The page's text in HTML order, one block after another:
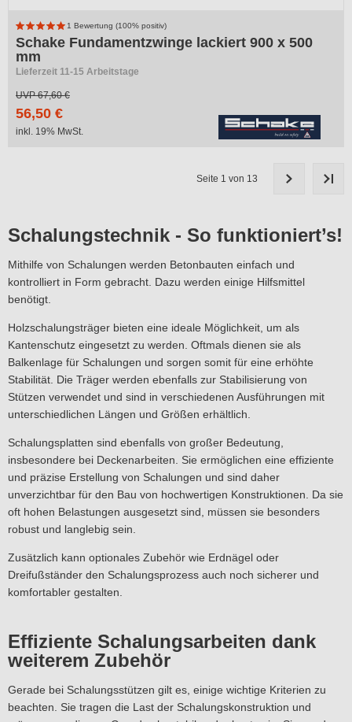
1 Bewertung (100% positiv)
Schake Fundamentzwinge lackiert 900 x 500
mm
Lieferzeit 11-15 Arbeitstage
UVP67,60 €
56,50 €
inkl. 19% MwSt.
Seite 1 von 13
Schalungstechnik - So funktioniert’s!
Mithilfe von Schalungen werden Betonbauten einfach und
kontrolliert in Form gebracht. Dazu werden einige Hilfsmittel
benötigt.
Holzschalungsträger bieten eine ideale Möglichkeit, um als
Kantenschutz eingesetzt zu werden. Oftmals dienen sie als
Balkenlage für Schalungen und sorgen somit für eine erhöhte
Stabilität. Die Träger werden ebenfalls zur Stabilisierung von
Stützen verwendet und sind in verschiedenen Ausführungen mit
unterschiedlichen Längen und Größen erhältlich.
Schalungsplatten sind ebenfalls von großer Bedeutung,
insbesondere bei Deckenarbeiten. Sie ermöglichen eine effiziente
und präzise Erstellung von Schalungen und sind daher
unverzichtbar für den Bau von hochwertigen Konstruktionen. Da sie
oft hohen Belastungen ausgesetzt sind, müssen sie besonders
robust und langlebig sein.
Zusätzlich kann optionales Zubehör wie Erdnägel oder
Dreifußständer den Schalungsprozess auch noch sicherer und
komfortabler gestalten.
Effiziente Schalungsarbeiten dank
weiterem Zubehör
Gerade bei Schalungsstützen gilt es, einige wichtige Kriterien zu
beachten. Sie tragen die Last der Schalungskonstruktion und